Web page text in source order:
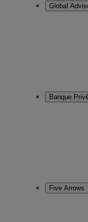
Global
Banque
Five Arrows